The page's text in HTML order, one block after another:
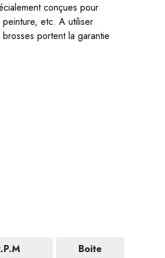
conçues pour
etc. A utiliser
portent la garantie
Boite